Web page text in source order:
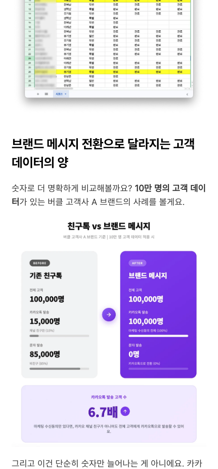
브랜드 메시지 전환으로 달라지는 고객
데이터의 양
숫자로 더 명확하게 비교해볼까요? 10만 명의 고객 데이
터가 있는 버클 고객사 A 브랜드의 사례를 볼게요.
그리고 이건 단순히 숫자만 늘어나는 게 아니에요. 카카